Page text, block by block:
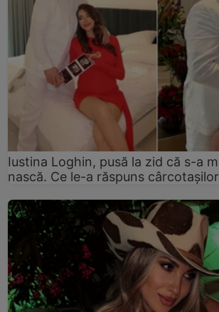
Iustina Loghin, pusă la zid că s-a
nască. Ce le-a răspuns cârcotașilor